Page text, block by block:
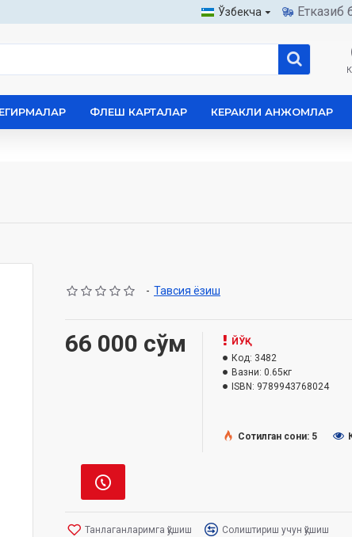
Ўзбекча Етказиб
ФЛЕШ КАРТАЛАР КЕРАКЛИ АНЖОМЛАР
- Тавсия ёзиш
66 000 сўм
ЙЎҚ
Код: 3482
Вазни: 0.65кг
ISBN: 9789943768024
Сотилган сони: 5
Танлаганларимга қўшиш Солиштириш учун қўшиш